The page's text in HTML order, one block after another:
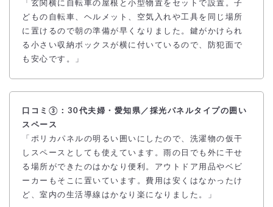
「玄関横に自転車の屋根と小型物置をセットで設置。子
どもの自転車、ヘルメット、空気入れや工具を同じ場所
に置けるので朝の準備が早くなりました。鍵がかけられ
る小さい収納ボックスが横に付いているので、防犯面で
も安心です。」
口コミ③：30代夫婦・愛知県／採光パネルタイプの囲い
スペース
「ポリカパネルの明るい囲いにしたので、洗濯物の仮干
しスペースとしても使えています。雨の日でも外に干せ
る場所ができたのはかなり便利。アウトドア用品やベビ
ーカーもそこに置いています。費用は安くはなかったけ
ど、室内の生活導線はかなり楽になりました。」